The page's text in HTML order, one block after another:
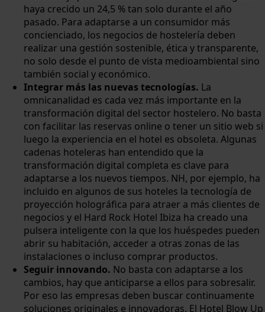
haya crecido un 24,5 % tan solo durante el año
pasado. Para adaptarse a un consumidor más
concienciado, los negocios de hostelería deben
realizar una gestión sostenible, ética y transparente,
no solo desde el punto de vista medioambiental sino
también social y económico.
Integrar más las nuevas tecnologías. La
omnicanalidad es cada vez más importante en la
transformación digital del sector hostelero. No basta
con facilitar las reservas online o tener un sitio web si
luego la experiencia en el hotel es obsoleta. Algunas
cadenas hoteleras han entendido que la
transformación digital completa es clave para
adaptarse a los nuevos tiempos. NH, por ejemplo, ha
incluido en algunos de sus hoteles la tecnología de
proyección holográfica para atraer a más clientes de
negocios y el Hard Rock Hotel Ibiza ha creado una
pulsera inteligente con la que los huéspedes pueden
abrir su habitación, acceder a otras zonas de las
instalaciones o incluso comprar productos.
Seguir innovando. No basta con adaptarse a los
cambios, hay que anticiparse a ellos para sobresalir.
Por eso las empresas deben buscar continuamente
soluciones originales e innovadoras. El Hotel Blow Up